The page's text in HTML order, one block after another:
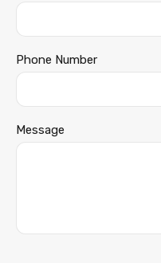
Phone Number
Message